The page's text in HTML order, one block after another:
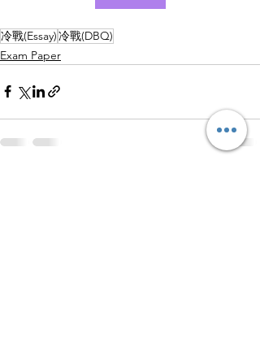
冷戰(Essay)冷戰(DBQ)
Exam Paper